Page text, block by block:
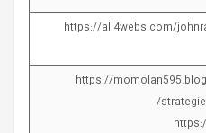
https://all4webs.com/
https://